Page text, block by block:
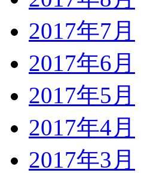
2017年7月
2017年6月
2017年5月
2017年4月
2017年3月